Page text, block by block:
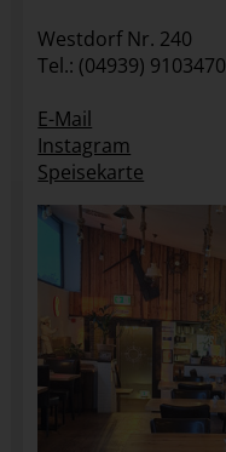
Westdorf Nr. 240
Tel.: (04939) 9103470
E-Mail
Instagram
Speisekarte